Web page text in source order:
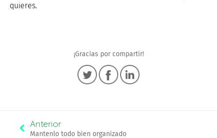
quieres.
¡Gracias por compartir!
Anterior
Mantenlo todo bien organizado